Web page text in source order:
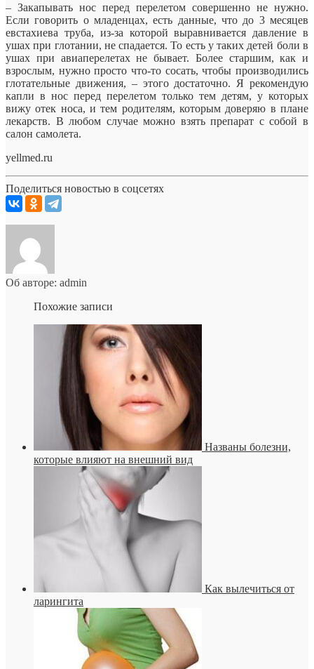
– Закапывать нос перед перелетом совершенно не нужно.
Если говорить о младенцах, есть данные, что до 3 месяцев
евстахиева труба, из-за которой выравнивается давление в
ушах при глотании, не спадается. То есть у таких детей боли в
ушах при авиаперелетах не бывает. Более старшим, как и
взрослым, нужно просто что-то сосать, чтобы производились
глотательные движения, – этого достаточно. Я рекомендую
капли в нос перед перелетом только тем детям, у которых
вижу отек носа, и тем родителям, которым доверяю в плане
лекарств. В любом случае можно взять препарат с собой в
салон самолета.
yellmed.ru
Поделиться новостью в соцсетях
Об авторе: admin
Похожие записи
Названы болезни,
которые влияют на внешний вид
Как вылечиться от
ларингита